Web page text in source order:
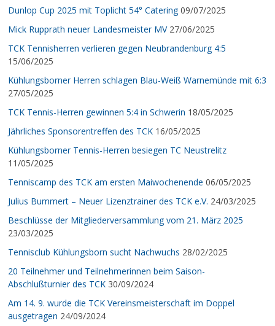
Dunlop Cup 2025 mit Toplicht 54° Catering 09/07/2025
Mick Rupprath neuer Landesmeister MV 27/06/2025
TCK Tennisherren verlieren gegen Neubrandenburg 4:5
15/06/2025
Kühlungsborner Herren schlagen Blau-Weiß Warnemünde mit 6:3
27/05/2025
TCK Tennis-Herren gewinnen 5:4 in Schwerin 18/05/2025
Jährliches Sponsorentreffen des TCK 16/05/2025
Kühlungsborner Tennis-Herren besiegen TC Neustrelitz
11/05/2025
Tenniscamp des TCK am ersten Maiwochenende 06/05/2025
Julius Bummert – Neuer Lizenztrainer des TCK e.V. 24/03/2025
Beschlüsse der Mitgliederversammlung vom 21. März 2025
23/03/2025
Tennisclub Kühlungsborn sucht Nachwuchs 28/02/2025
20 Teilnehmer und Teilnehmerinnen beim Saison-
Abschlußturnier des TCK 30/09/2024
Am 14. 9. wurde die TCK Vereinsmeisterschaft im Doppel
ausgetragen 24/09/2024